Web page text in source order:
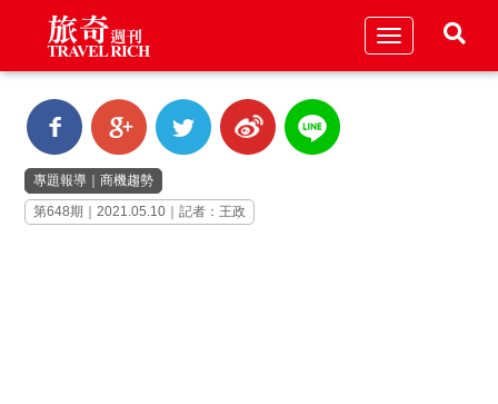
Toggle
專題報導 ｜商機趨勢
第648期｜2021.05.10｜記者：王政